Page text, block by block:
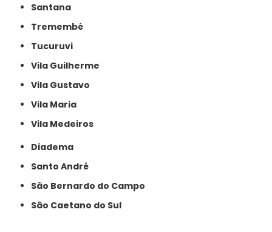
Santana
Tremembé
Tucuruvi
Vila Guilherme
Vila Gustavo
Vila Maria
Vila Medeiros
Diadema
Santo André
São Bernardo do Campo
São Caetano do Sul